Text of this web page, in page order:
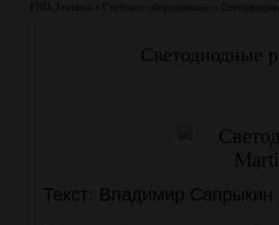
PRO-Техника » Световое оборудование »
Светодиодные
Текст: Владимир Сапрыкин